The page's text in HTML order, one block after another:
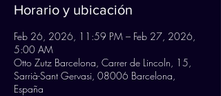
Horario y ubicación
Feb 26, 2026, 11:59 PM – Feb 27, 2026,
5:00 AM
Otto Zutz Barcelona, Carrer de Lincoln, 15,
Sarrià-Sant Gervasi, 08006 Barcelona,
España